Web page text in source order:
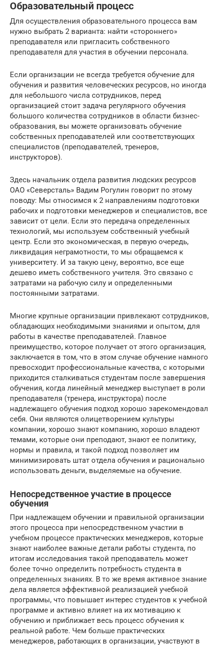
Образовательный процесс
Для осуществления образовательного процесса вам
нужно выбрать 2 варианта: найти «стороннего»
преподавателя или пригласить собственного
преподавателя для участия в обучении персонала.
Если организации не всегда требуется обучение для
обучения и развития человеческих ресурсов, но иногда
для небольшого числа сотрудников, перед
организацией стоит задача регулярного обучения
большого количества сотрудников в области бизнес-
образования, вы можете организовать обучение
собственных преподавателей или соответствующих
специалистов (преподавателей, тренеров,
инструкторов).
Здесь начальник отдела развития людских ресурсов
ОАО «Северсталь» Вадим Рогулин говорит по этому
поводу: Мы относимся к 2 направлениям подготовки
рабочих и подготовки менеджеров и специалистов, все
зависит от цели. Если это передача определенных
технологий, мы используем собственный учебный
центр. Если это экономическая, в первую очередь,
ликвидация неграмотности, то мы обращаемся к
университету. И за такую цену, вероятно, все еще
дешево иметь собственного учителя. Это связано с
затратами на рабочую силу и определенными
постоянными затратами.
Многие крупные организации привлекают сотрудников,
обладающих необходимыми знаниями и опытом, для
работы в качестве преподавателей. Главное
преимущество, которое получает от этого организация,
заключается в том, что в этом случае обучение намного
превосходит профессиональные качества, с которыми
приходится сталкиваться студентам после завершения
обучения, когда линейный менеджер выступает в роли
преподавателя (тренера, инструктора) после
надлежащего обучения подход хорошо зарекомендовал
себя. Они являются олицетворением культуры
компании, хорошо знают компанию, хорошо владеют
темами, которые они преподают, знают ее политику,
нормы и правила, и такой подход позволяет им
минимизировать штат отдела обучения и рационально
использовать деньги, выделяемые на обучение.
Непосредственное участие в процессе
обучения
При надлежащем обучении и правильной организации
этого процесса при непосредственном участии в
учебном процессе практических менеджеров, которые
знают наиболее важные детали работы студента, по
итогам исследования такой преподаватель может
более точно определить потребность студента в
определенных знаниях. В то же время активное знание
дела является эффективной реализацией учебной
программы, что повышает интерес студентов к учебной
программе и активно влияет на их мотивацию к
обучению и приближает весь процесс обучения к
реальной работе. Чем больше практических
менеджеров, работающих в организации, участвуют в